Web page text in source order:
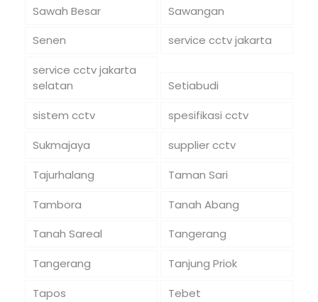
Sawah Besar
Sawangan
Senen
service cctv jakarta
service cctv jakarta
selatan
Setiabudi
sistem cctv
spesifikasi cctv
Sukmajaya
supplier cctv
Tajurhalang
Taman Sari
Tambora
Tanah Abang
Tanah Sareal
Tangerang
Tangerang
Tanjung Priok
Tapos
Tebet